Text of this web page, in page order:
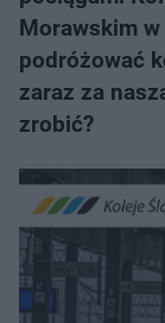
Morawskim
podróżować
zaraz za
zrobić?